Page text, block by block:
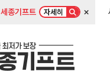
세종기프트 자세히 ×